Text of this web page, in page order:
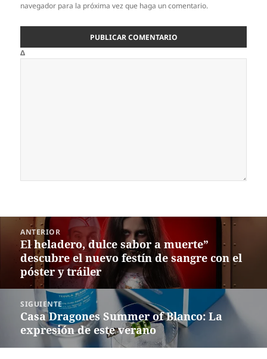
navegador para la próxima vez que haga un comentario.
Δ
Navegación
entradas
ANTERIOR
Entrada
anterior:
El heladero, dulce sabor a muerte”
descubre el nuevo festín de sangre con el
póster y tráiler
SIGUIENTE
Siguiente
entrada:
Casa Dragones Summer of Blanco: La
expresión de este verano